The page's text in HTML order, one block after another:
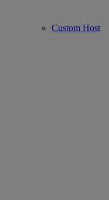
Custom Host